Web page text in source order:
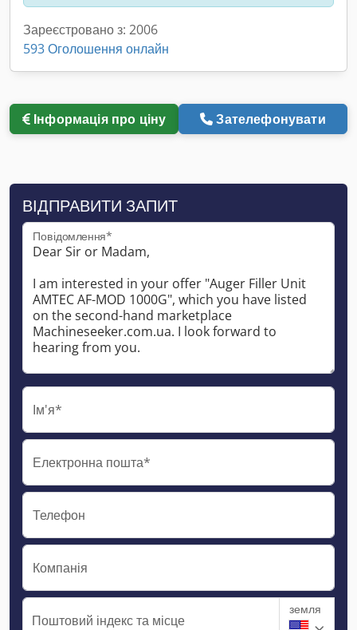
Зареєстровано з: 2006
593 Оголошення онлайн
Інформація про ціну Зателефонувати
ВІДПРАВИТИ ЗАПИТ
Повідомлення*
Ім'я*
Електронна пошта*
Телефон
Компанія
Поштовий індекс та місце
земля